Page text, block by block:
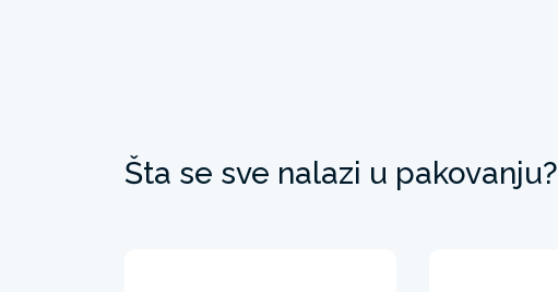
Šta se sve nalazi u pakovanju?